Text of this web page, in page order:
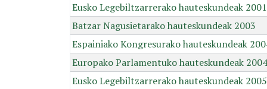
Eusko Legebiltzarrerako hauteskundeak 2001
Batzar Nagusietarako hauteskundeak 2003
Espainiako Kongresurako hauteskundeak
Europako Parlamentuko hauteskundeak 2004
Eusko Legebiltzarrerako hauteskundeak 2005